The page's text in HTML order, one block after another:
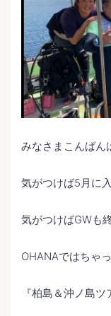
みなさまこんばん
気がつけば5月に入
気がつけばGWも
OHANAではちゃ
『柏島＆沖ノ島ツ